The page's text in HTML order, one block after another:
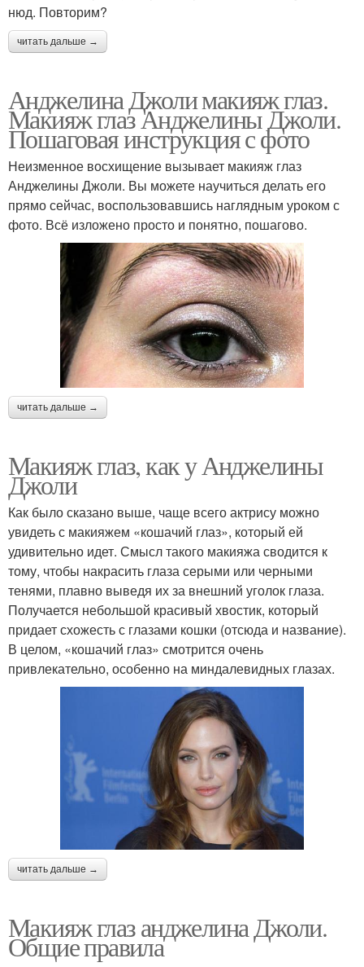
нюд. Повторим?
читать дальше →
Анджелина Джоли макияж глаз.
Макияж глаз Анджелины Джоли.
Пошаговая инструкция с фото
Неизменное восхищение вызывает макияж глаз
Анджелины Джоли. Вы можете научиться делать его
прямо сейчас, воспользовавшись наглядным уроком с
фото. Всё изложено просто и понятно, пошагово.
читать дальше →
Макияж глаз, как у Анджелины
Джоли
Как было сказано выше, чаще всего актрису можно
увидеть с макияжем «кошачий глаз», который ей
удивительно идет. Смысл такого макияжа сводится к
тому, чтобы накрасить глаза серыми или черными
тенями, плавно выведя их за внешний уголок глаза.
Получается небольшой красивый хвостик, который
придает схожесть с глазами кошки (отсюда и название).
В целом, «кошачий глаз» смотрится очень
привлекательно, особенно на миндалевидных глазах.
читать дальше →
Макияж глаз анджелина Джоли.
Общие правила